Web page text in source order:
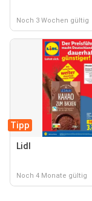
Noch 3 Wochen gültig
Tipp
Lidl
Noch 4 Monate gültig